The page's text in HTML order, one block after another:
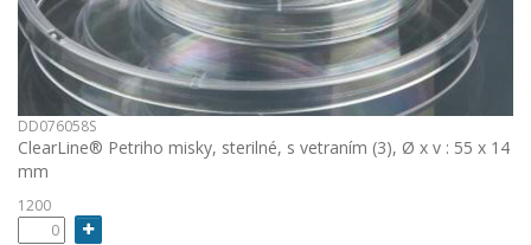
DD076058S
ClearLine® Petriho misky, sterilné, s vetraním (3), Ø x v : 55 x 14
mm
1200